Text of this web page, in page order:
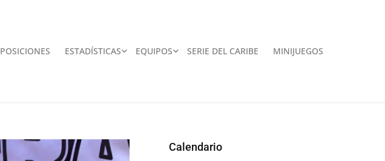
POSICIONES ESTADÍSTICAS EQUIPOS SERIE DEL CARIBE MINIJUEGOS
Calendario